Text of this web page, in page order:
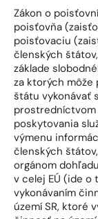
Zákon o
poisťovňa
poisťovaciu
členských
základe
za ktorých môže
štátu vykonávať
prostredníctvom
poskytovania
výmenu
členských
orgánom
v celej EÚ (ide o
vykonávaním
území SR, ktoré